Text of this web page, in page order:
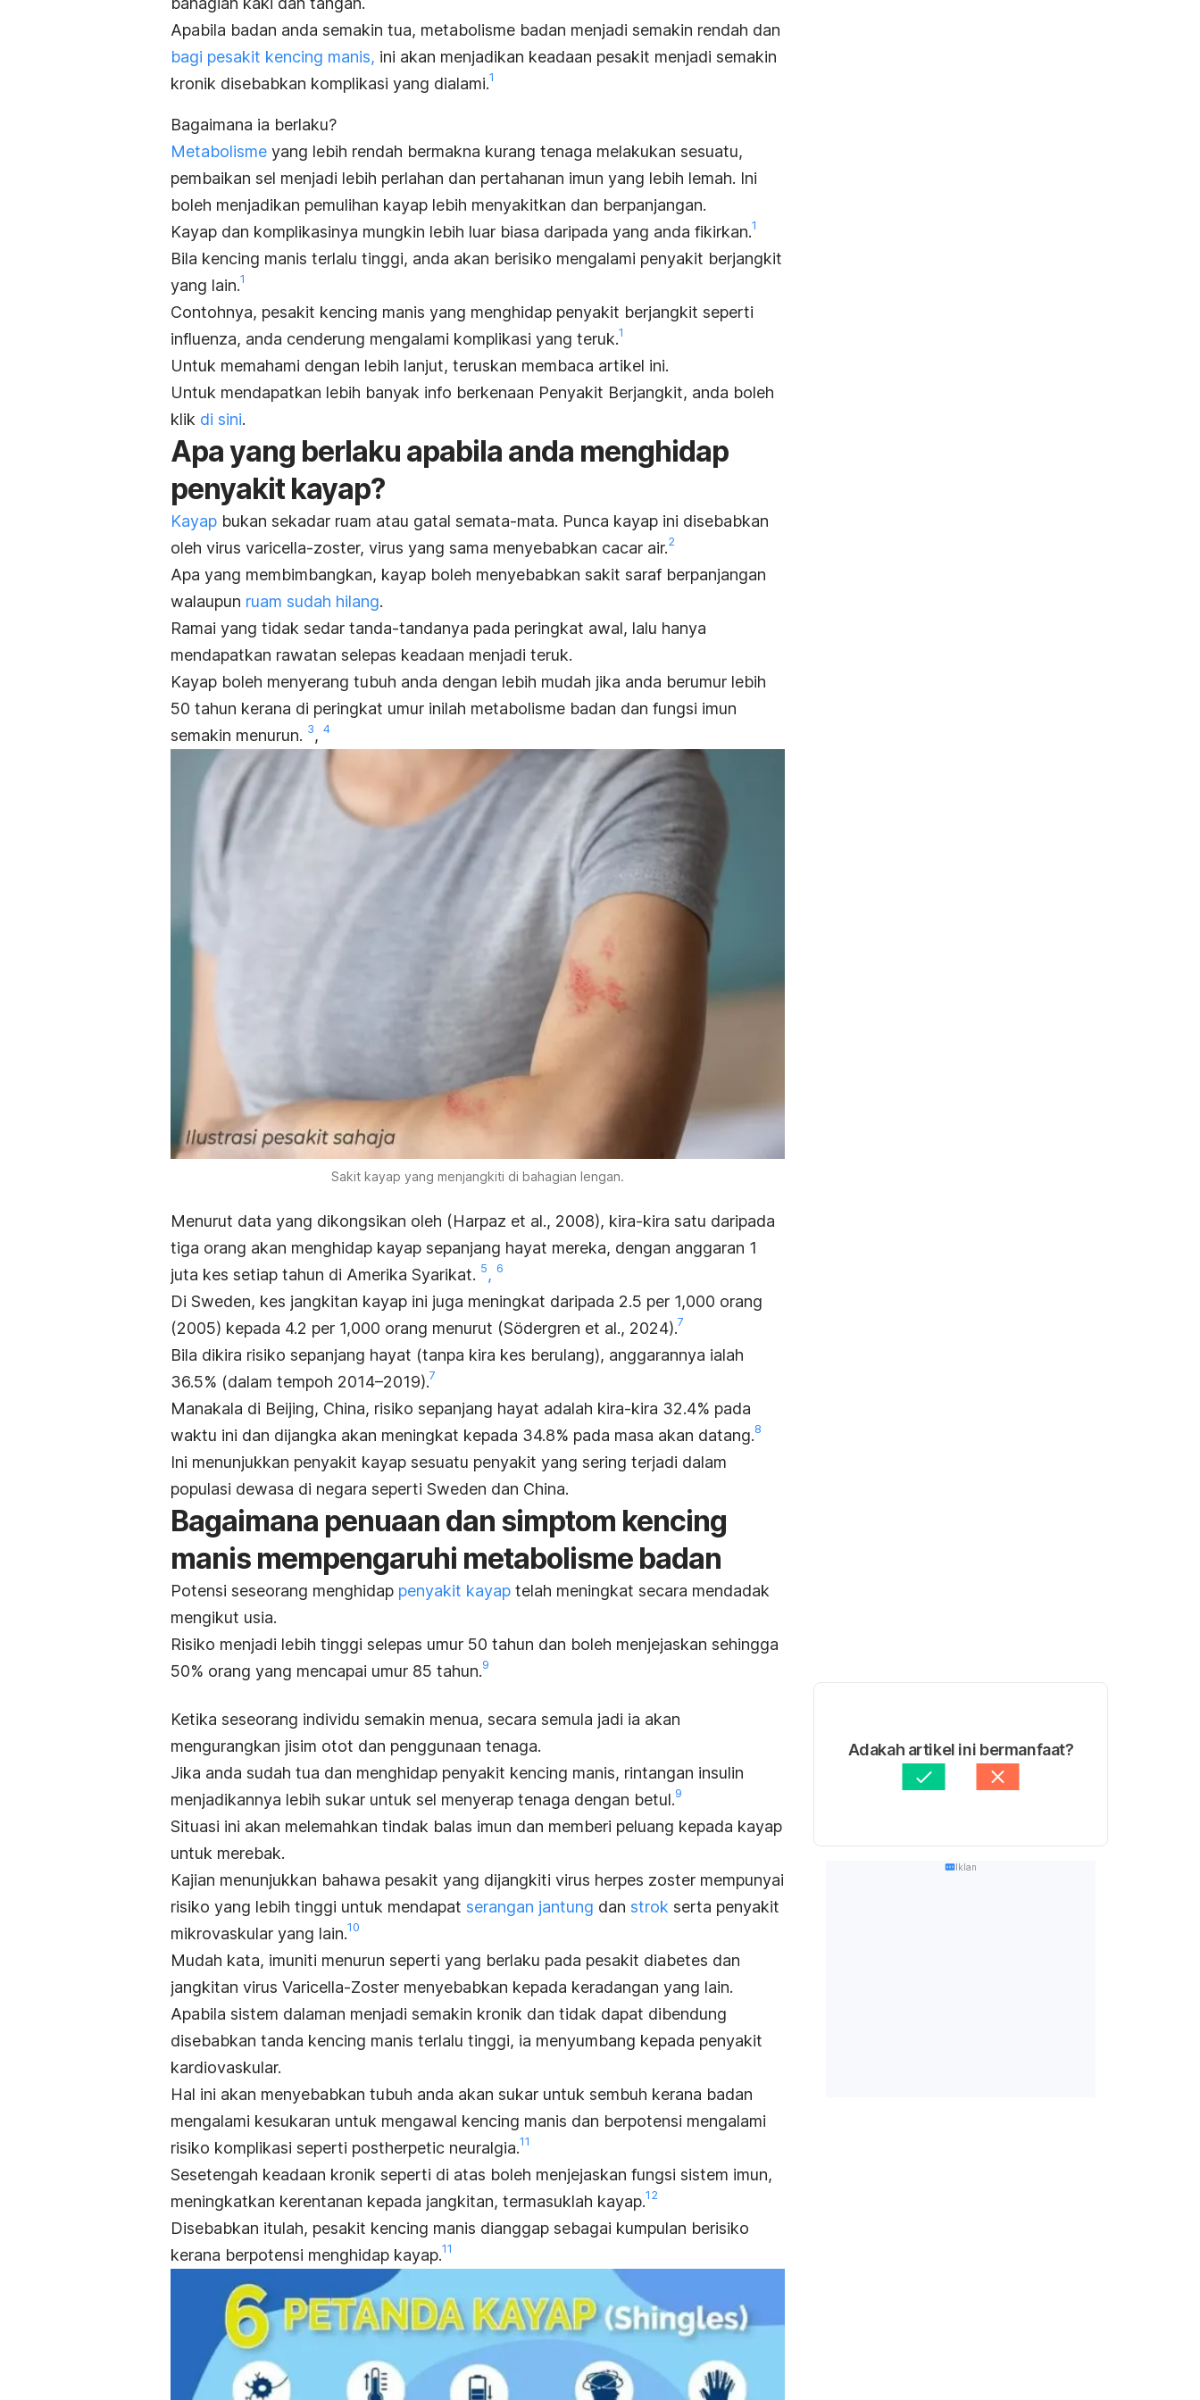
Apabila badan anda semakin tua, metabolisme badan menjadi semakin rendah dan
bagi pesakit kencing manis, ini akan menjadikan keadaan pesakit menjadi semakin
kronik disebabkan komplikasi yang dialami.1
Bagaimana ia berlaku?
Metabolisme yang lebih rendah bermakna kurang tenaga melakukan sesuatu,
pembaikan sel menjadi lebih perlahan dan pertahanan imun yang lebih lemah. Ini
boleh menjadikan pemulihan kayap lebih menyakitkan dan berpanjangan.
Kayap dan komplikasinya mungkin lebih luar biasa daripada yang anda fikirkan.1
Bila kencing manis terlalu tinggi, anda akan berisiko mengalami penyakit berjangkit
yang lain.1
Contohnya, pesakit kencing manis yang menghidap penyakit berjangkit seperti
influenza, anda cenderung mengalami komplikasi yang teruk.1
Untuk memahami dengan lebih lanjut, teruskan membaca artikel ini.
Untuk mendapatkan lebih banyak info berkenaan Penyakit Berjangkit, anda boleh
klik di sini.
Apa yang berlaku apabila anda menghidap
penyakit kayap?
Kayap bukan sekadar ruam atau gatal semata-mata. Punca kayap ini disebabkan
oleh virus varicella-zoster, virus yang sama menyebabkan cacar air.2
Apa yang membimbangkan, kayap boleh menyebabkan sakit saraf berpanjangan
walaupun ruam sudah hilang.
Ramai yang tidak sedar tanda-tandanya pada peringkat awal, lalu hanya
mendapatkan rawatan selepas keadaan menjadi teruk.
Kayap boleh menyerang tubuh anda dengan lebih mudah jika anda berumur lebih
50 tahun kerana di peringkat umur inilah metabolisme badan dan fungsi imun
semakin menurun. 3 , 4
Sakit kayap yang menjangkiti di bahagian lengan.
Menurut data yang dikongsikan oleh (Harpaz et al., 2008), kira-kira satu daripada
tiga orang akan menghidap kayap sepanjang hayat mereka, dengan anggaran 1
juta kes setiap tahun di Amerika Syarikat. 5 , 6
Di Sweden, kes jangkitan kayap ini juga meningkat daripada 2.5 per 1,000 orang
(2005) kepada 4.2 per 1,000 orang menurut (Södergren et al., 2024).7
Bila dikira risiko sepanjang hayat (tanpa kira kes berulang), anggarannya ialah
36.5% (dalam tempoh 2014–2019).7
Manakala di Beijing, China, risiko sepanjang hayat adalah kira-kira 32.4% pada
waktu ini dan dijangka akan meningkat kepada 34.8% pada masa akan datang.8
Ini menunjukkan penyakit kayap sesuatu penyakit yang sering terjadi dalam
populasi dewasa di negara seperti Sweden dan China.
Bagaimana penuaan dan simptom kencing
manis mempengaruhi metabolisme badan
Potensi seseorang menghidap penyakit kayap telah meningkat secara mendadak
mengikut usia.
Risiko menjadi lebih tinggi selepas umur 50 tahun dan boleh menjejaskan sehingga
50% orang yang mencapai umur 85 tahun.9
Ketika seseorang individu semakin menua, secara semula jadi ia akan
mengurangkan jisim otot dan penggunaan tenaga.
Jika anda sudah tua dan menghidap penyakit kencing manis, rintangan insulin
menjadikannya lebih sukar untuk sel menyerap tenaga dengan betul.9
Situasi ini akan melemahkan tindak balas imun dan memberi peluang kepada kayap
untuk merebak.
Kajian menunjukkan bahawa pesakit yang dijangkiti virus herpes zoster mempunyai
risiko yang lebih tinggi untuk mendapat serangan jantung dan strok serta penyakit
mikrovaskular yang lain.10
Mudah kata, imuniti menurun seperti yang berlaku pada pesakit diabetes dan
jangkitan virus Varicella-Zoster menyebabkan kepada keradangan yang lain.
Apabila sistem dalaman menjadi semakin kronik dan tidak dapat dibendung
disebabkan tanda kencing manis terlalu tinggi, ia menyumbang kepada penyakit
kardiovaskular.
Hal ini akan menyebabkan tubuh anda akan sukar untuk sembuh kerana badan
mengalami kesukaran untuk mengawal kencing manis dan berpotensi mengalami
risiko komplikasi seperti postherpetic neuralgia.11
Sesetengah keadaan kronik seperti di atas boleh menjejaskan fungsi sistem imun,
meningkatkan kerentanan kepada jangkitan, termasuklah kayap.12
Disebabkan itulah, pesakit kencing manis dianggap sebagai kumpulan berisiko
kerana berpotensi menghidap kayap.11
Adakah artikel ini bermanfaat?
Iklan